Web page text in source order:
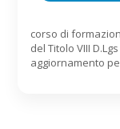
corso di
del Titolo VIII
aggiornamento